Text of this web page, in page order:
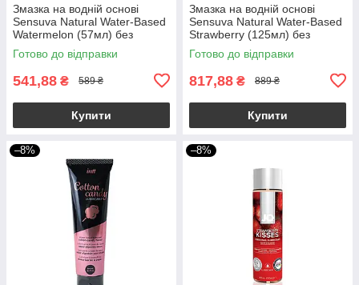
Змазка на водній основі
Sensuva Natural Water-Based
Watermelon (57мл) без
гліцерину та парабенів
Готово до відправки
541,88 ₴ 589 ₴
Купити
Змазка на водній основі
Sensuva Natural Water-Based
Strawberry (125мл) без
гліцерину та парабенів
Готово до відправки
817,88 ₴ 889 ₴
Купити
–8% –8%